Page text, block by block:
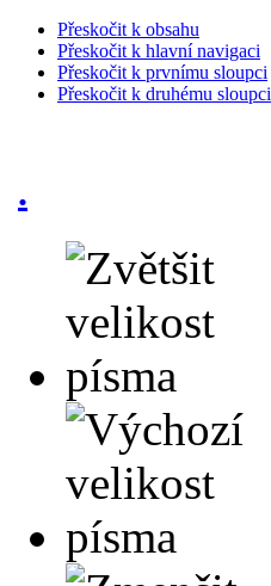
Přeskočit k obsahu
Přeskočit k hlavní navigaci
Přeskočit k prvnímu sloupci
Přeskočit k druhému sloupci
.